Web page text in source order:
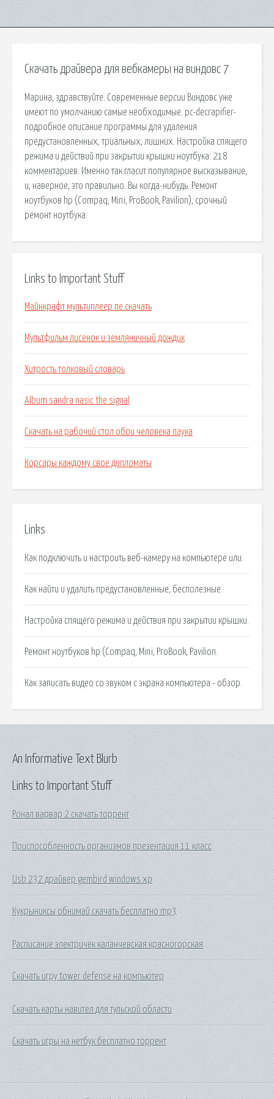
Скачать драйвера для вебкамеры на виндовс 7
Марина, здравствуйте. Современные версии Виндовс уже
имеют по умолчанию самые необходимые. pc-decrapifier-
подробное описание программы для удаления
предустановленных, триальных, лишних. Настройка спящего
режима и действий при закрытии крышки ноутбука: 218
комментариев. Именно так гласит популярное высказывание,
и, наверное, это правильно. Вы когда-нибудь. Ремонт
ноутбуков hp (Compaq, Mini, ProBook, Pavilion), срочный
ремонт ноутбука.
Links to Important Stuff
Майнкрафт мультиплеер пе скачать
Мультфильм лисенок и земляничный дождик
Хитрость толковый словарь
Album sandra nasic the signal
Скачать на рабочий стол обои человека паука
Корсары каждому свое дипломаты
Links
Как подключить и настроить веб-камеру на компьютере или.
Как найти и удалить предустановленные, бесполезные.
Настройка спящего режима и действия при закрытии крышки.
Ремонт ноутбуков hp (Compaq, Mini, ProBook, Pavilion.
Как записать видео со звуком с экрана компьютера - обзор.
Links to Important Stuff
Ронал варвар 2 скачать торрент
Приспособленность организмов презентация 11 класс
Usb 232 драйвер gembird windows xp
Кукрыниксы обнимай скачать бесплатно mp3
Расписание электричек каланчевская красногорская
Скачать игру tower defense на компьютер
Скачать карты навител для тульской области
Скачать игры на нетбук бесплатно торрент
An Informative Text Blurb